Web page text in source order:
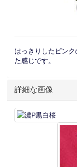
はっきりしたピン
た感じです。
詳細な画像